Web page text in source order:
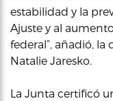
estabilidad y la
Ajuste y al
federal”, añadió, la
Natalie Jaresko.
La Junta certificó